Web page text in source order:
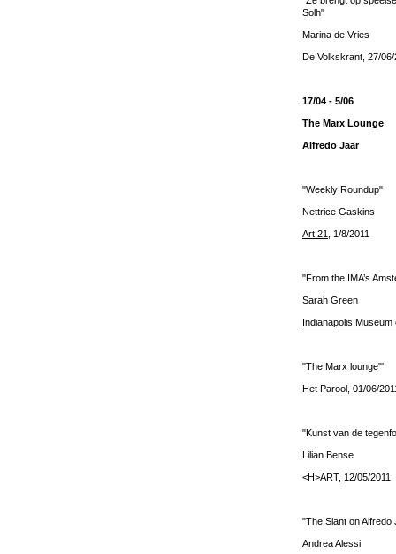
Solh"
Marina de Vries
De Volkskrant, 27/06/
17/04 - 5/06
The Marx Lounge
Alfredo Jaar
"Weekly Roundup"
Nettrice Gaskins
Art:21 , 1/8/2011
"From the IMA’s
Sarah Green
Indianapolis Museum
"The Marx lounge"'
Het Parool, 01/06/
"Kunst van de
Lilian Bense
<H>ART, 12/05/2011
"The Slant on Alfredo
Andrea Alessi